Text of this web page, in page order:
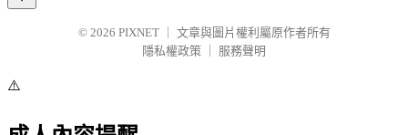
© 2026 PIXNET
文章與圖片權利屬原作者所有
隱私權政策
服務聲明
⚠️